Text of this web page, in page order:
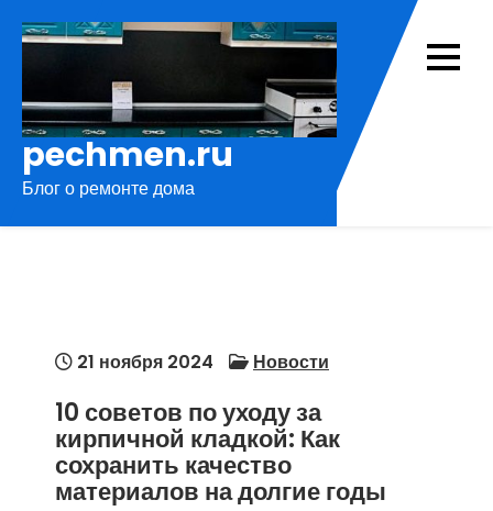
pechmen.ru
Блог о ремонте дома
21 ноября 2024 Новости
10 советов по уходу за
кирпичной кладкой: Как
сохранить качество
материалов на долгие годы